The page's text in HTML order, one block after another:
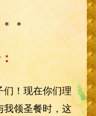
＊
们！现在你们理
我领圣餐时，这